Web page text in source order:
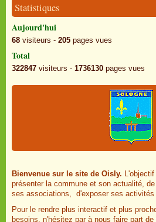
Statistiques
Aujourd'hui
68 visiteurs - 205 pages vues
Total
322847 visiteurs - 1736130 pages vues
Bienvenue sur le site de Oisly.
présenter la commune et son actualité,
ses associations, d'exposer ses activités
Pour le rendre plus interactif et plus
besoins, n'hésitez par à nous faire part